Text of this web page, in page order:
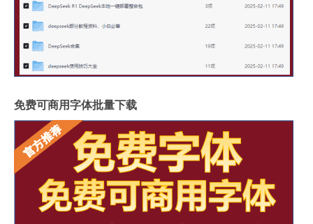
免费可商用字体批量下载